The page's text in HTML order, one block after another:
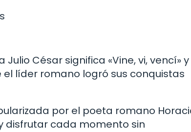
César significa «Vine, vi, vencí» y
líder romano logró sus conquistas
por el poeta romano
disfrutar cada momento sin